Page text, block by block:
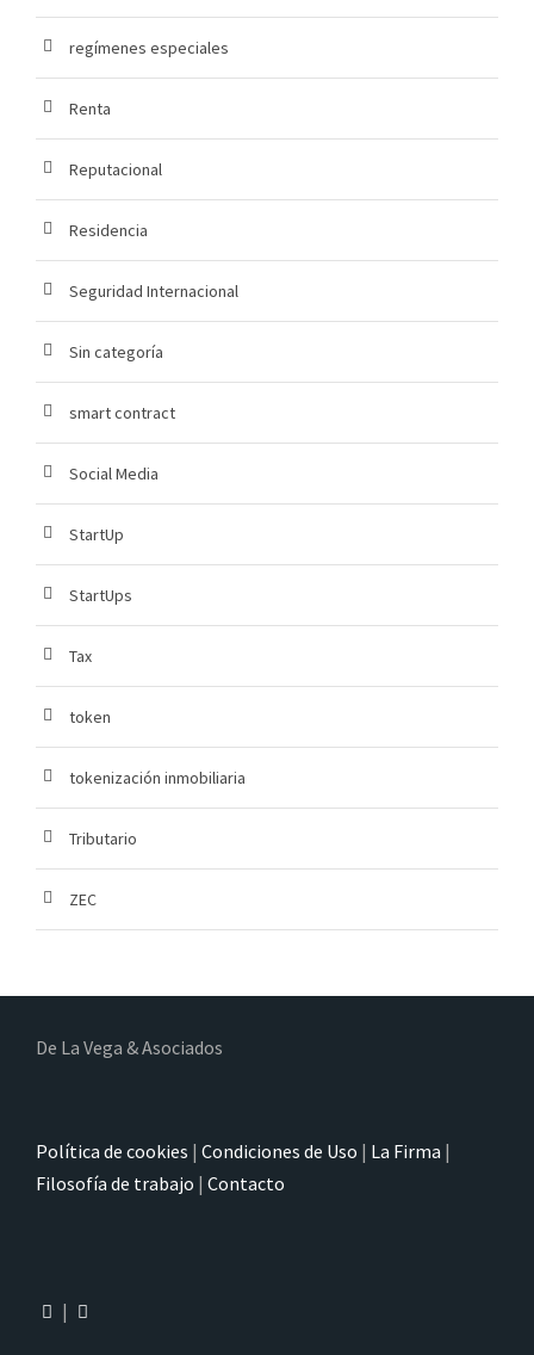
regímenes especiales
Renta
Reputacional
Residencia
Seguridad Internacional
Sin categoría
smart contract
Social Media
StartUp
StartUps
Tax
token
tokenización inmobiliaria
Tributario
ZEC
De La Vega & Asociados
Política de cookies | Condiciones de Uso | La Firma |
Filosofía de trabajo | Contacto
|